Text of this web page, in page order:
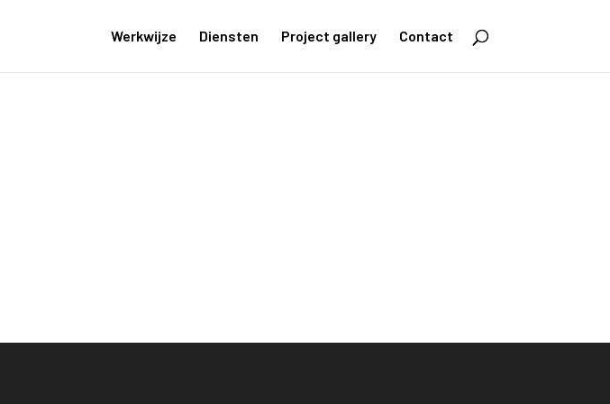
Werkwijze Diensten Project gallery Contact